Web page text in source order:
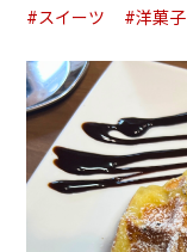
#スイーツ #洋菓子